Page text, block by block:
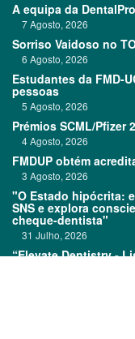
A equipa da
7 Agosto, 2026
Sorriso Vaidoso no
6 Agosto, 2026
Estudantes da FMD-
pessoas
5 Agosto, 2026
Prémios SCML/Pfizer
4 Agosto, 2026
FMDUP obtém
3 Agosto, 2026
"O Estado hipócrita:
SNS e explora
cheque-dentista"
31 Julho, 2026
“Elevate Dentistry -